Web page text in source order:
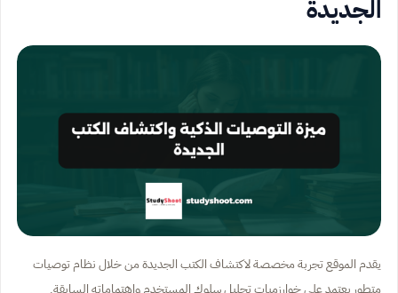
الجديدة
يقدم الموقع تجربة مخصصة لاكتشاف الكتب الجديدة من خلال نظام توصيات
متطور يعتمد على خوارزميات تحليل سلوك المستخدم واهتماماته السابقة.